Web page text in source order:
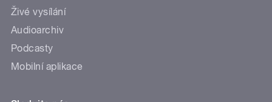
Živé vysílání
Audioarchiv
Podcasty
Mobilní aplikace